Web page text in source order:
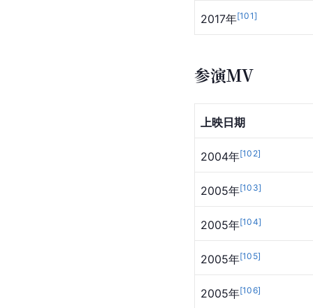
2017年[101]
参演MV
上映日期
2004年[102]
2005年[103]
2005年[104]
2005年[105]
2005年[106]